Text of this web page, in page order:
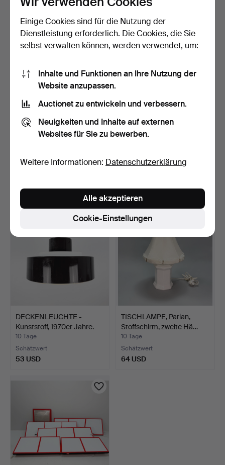
64 USD 74 USD
und Textil, 1970er Ja…
10 Tage
48 USD
Venezianischer Stil, Glasp…
10 Tage
74 USD
DECKENLEUCHTE -
Kunststoff, 1970er Jahre.
10 Tage
Schätzwert
53 USD
TISCHLAMPE, Parian,
Stoffschirm, zweite Hä…
10 Tage
Schätzwert
64 USD
Einige Cookies sind für die Nutzung der
Dienstleistung erforderlich. Die Cookies, die Sie
selbst verwalten können, werden verwendet, um:
Inhalte und Funktionen an Ihre Nutzung der
Website anzupassen.
Auctionet zu entwickeln und verbessern.
Neuigkeiten und Inhalte auf externen
Websites für Sie zu bewerben.
Weitere Informationen: Datenschutzerklärung
Cookie-Einstellungen
Alle akzeptieren